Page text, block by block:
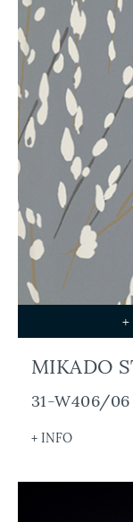
MIKADO
31-W406/06
+ INFO